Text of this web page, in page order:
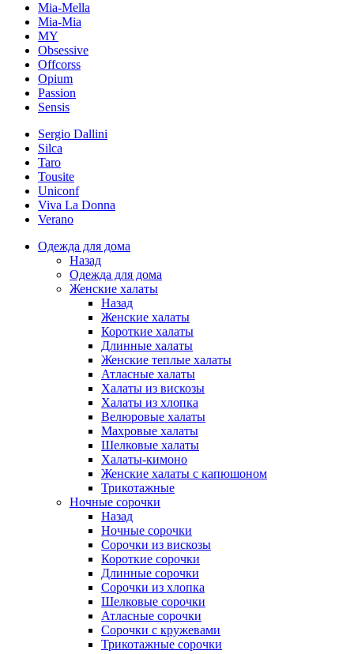
Mia-Mella
Mia-Mia
MY
Obsessive
Offcorss
Opium
Passion
Sensis
Sergio Dallini
Silca
Taro
Tousite
Uniconf
Viva La Donna
Verano
Одежда для дома
Назад
Одежда для дома
Женские халаты
Назад
Женские халаты
Короткие халаты
Длинные халаты
Женские теплые халаты
Атласные халаты
Халаты из вискозы
Халаты из хлопка
Велюровые халаты
Махровые халаты
Шелковые халаты
Халаты-кимоно
Женские халаты с капюшоном
Трикотажные
Ночные сорочки
Назад
Ночные сорочки
Сорочки из вискозы
Короткие сорочки
Длинные сорочки
Сорочки из хлопка
Шелковые сорочки
Атласные сорочки
Сорочки с кружевами
Трикотажные сорочки